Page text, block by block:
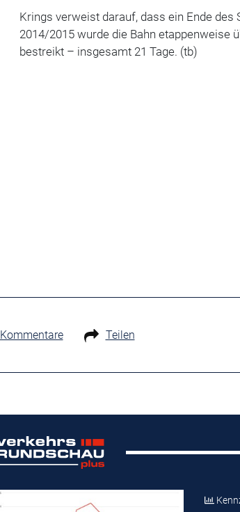
Krings verweist darauf, dass ein Ende des
2014/2015 wurde die Bahn etappenweise
bestreikt – insgesamt 21 Tage. (tb)
Kommentare Teilen